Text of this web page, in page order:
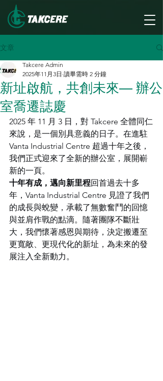
文章
新址啟航，共創未來— 辦公
室喬遷誌慶
Takcere Admin
2025年11月3日 讀畢需時 2 分鐘
2025 年 11 月 3 日，對 Takcere 全體同仁
來說，是一個別具意義的日子。在進駐
Vanta Industrial Centre 超過十年之後，
我們正式迎來了全新的辦公室，展開嶄
新的一頁。
十年有成，邁向新里程回首過去十多
年，Vanta Industrial Centre 見證了我們
的成長與蛻變，承載了無數奮鬥的回憶
與並肩作戰的點滴。隨著團隊不斷壯
大，我們懷著感恩與期待，決定搬遷至
更寬敞、更現代化的新址，為未來的發
展注入全新動力。